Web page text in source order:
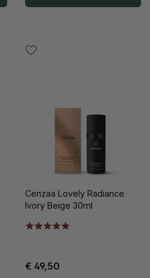
Cenzaa Lovely Radiance
Ivory Beige 30ml
€ 49,50